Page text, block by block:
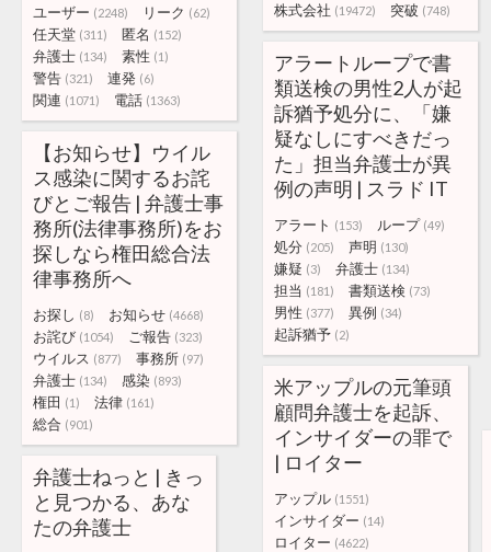
株式会社 (19472) 突破 (748)
ユーザー (2248) リーク (62)
任天堂 (311) 匿名 (152)
弁護士 (134) 素性 (1)
警告 (321) 連発 (6)
関連 (1071) 電話 (1363)
アラートループで書
類送検の男性2人が起
訴猶予処分に、「嫌
疑なしにすべきだっ
た」担当弁護士が異
例の声明 | スラド IT
アラート (153) ループ (49)
処分 (205) 声明 (130)
嫌疑 (3) 弁護士 (134)
担当 (181) 書類送検 (73)
男性 (377) 異例 (34)
起訴猶予 (2)
【お知らせ】ウイル
ス感染に関するお詫
びとご報告 | 弁護士事
務所(法律事務所)をお
探しなら権田総合法
律事務所へ
お探し (8) お知らせ (4668)
お詫び (1054) ご報告 (323)
ウイルス (877) 事務所 (97)
弁護士 (134) 感染 (893)
権田 (1) 法律 (161)
総合 (901)
米アップルの元筆頭
顧問弁護士を起訴、
インサイダーの罪で
| ロイター
アップル (1551)
インサイダー (14)
ロイター (4622)
弁護士ねっと | きっ
と見つかる、あな
たの弁護士